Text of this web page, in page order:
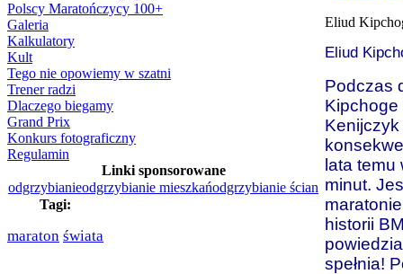
Polscy Maratończycy 100+
Galeria
Kalkulatory
Kult
Tego nie opowiemy w szatni
Trener radzi
Dlaczego biegamy
Grand Prix
Konkurs fotograficzny
Regulamin
Linki sponsorowane
odgrzybianieodgrzybianie mieszkańodgrzybianie ścian
Tagi:
maraton świata
Eliud
Eliud
Podczas
Kipchoge
Kenijczyk
lata temu
minut.
historii
spełnia!